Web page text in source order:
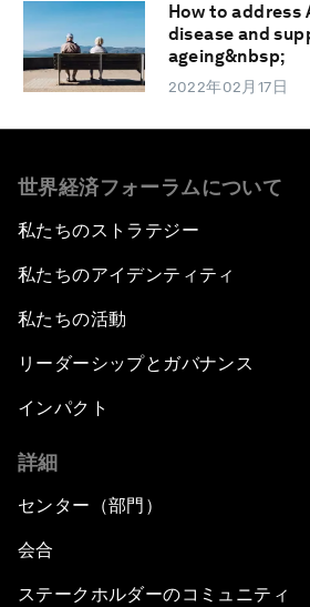
How to address
disease and
ageing&nbsp;
2022年02月17日
世界経済フォーラムについて
私たちのストラテジー
私たちのアイデンティティ
私たちの活動
リーダーシップとガバナンス
インパクト
詳細
センター（部門）
会合
ステークホルダーのコミュニティ